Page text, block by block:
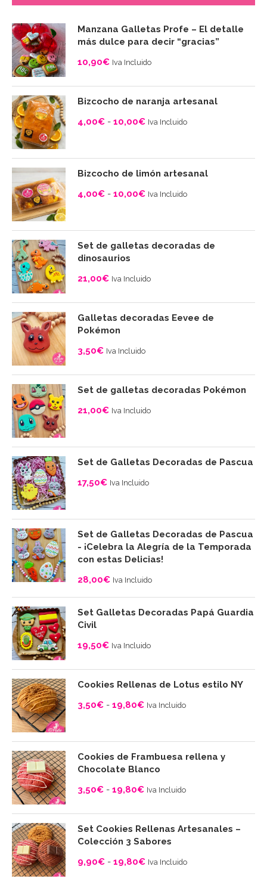
Manzana Galletas Profe – El detalle
más dulce para decir “gracias”
10,90€ Iva Incluido
Bizcocho de naranja artesanal
4,00€ - 10,00€
Rango
de
precios:
desde
4,00€
hasta
Iva Incluido
Bizcocho de limón artesanal
4,00€ - 10,00€
Rango
de
precios:
desde
4,00€
hasta
Iva Incluido
Set de galletas decoradas de
dinosaurios
21,00€ Iva Incluido
Galletas decoradas Eevee de
Pokémon
3,50€ Iva Incluido
Set de galletas decoradas Pokémon
21,00€ Iva Incluido
Set de Galletas Decoradas de Pascua
17,50€ Iva Incluido
Set de Galletas Decoradas de Pascua
- ¡Celebra la Alegría de la Temporada
con estas Delicias!
28,00€ Iva Incluido
Set Galletas Decoradas Papá Guardia
Civil
19,50€ Iva Incluido
Cookies Rellenas de Lotus estilo NY
3,50€ - 19,80€
Rango
de
precios:
desde
3,50€
hasta
Iva Incluido
Cookies de Frambuesa rellena y
Chocolate Blanco
3,50€ - 19,80€
Rango
precios:
desde
3,50€
hasta
Iva Incluido
Set Cookies Rellenas Artesanales –
Colección 3 Sabores
9,90€ - 19,80€
Rango
Iva Incluido